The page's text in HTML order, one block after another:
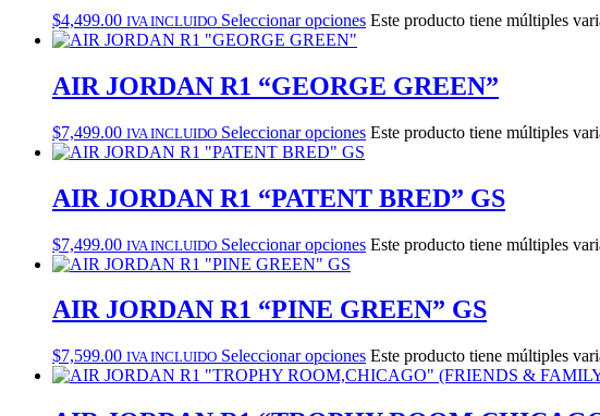
$4,499.00 IVA INCLUIDO Seleccionar opciones Este producto tiene múltiples
AIR JORDAN R1 “GEORGE GREEN”
$7,499.00 IVA INCLUIDO Seleccionar opciones Este producto tiene múltiples
AIR JORDAN R1 “PATENT BRED” GS
$7,499.00 IVA INCLUIDO Seleccionar opciones Este producto tiene múltiples
AIR JORDAN R1 “PINE GREEN” GS
$7,599.00 IVA INCLUIDO Seleccionar opciones Este producto tiene múltiples